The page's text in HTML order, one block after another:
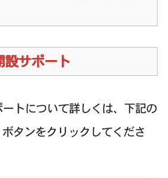
設サポート
トについて詳しくは、下記の
タンをクリックしてくださ